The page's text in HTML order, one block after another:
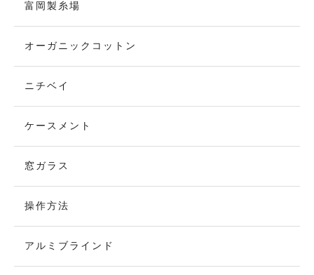
富岡製糸場
オーガニックコットン
ニチベイ
ケースメント
窓ガラス
操作方法
アルミブラインド